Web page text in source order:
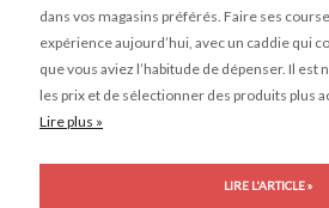
dans vos magasins préférés. Faire ses
expérience aujourd’hui, avec un caddie qui
que vous aviez l’habitude de dépenser. Il est
les prix et de sélectionner des produits plus
Lire plus »
LIRE L'ARTICLE »